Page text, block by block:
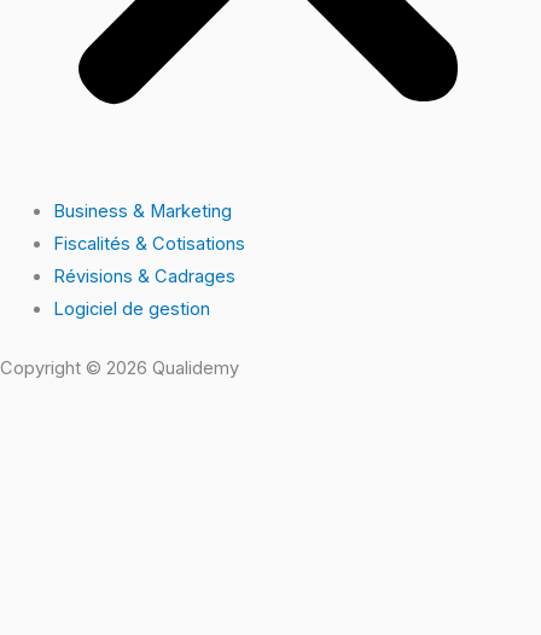
Business & Marketing
Fiscalités & Cotisations
Révisions & Cadrages
Logiciel de gestion
Copyright © 2026 Qualidemy